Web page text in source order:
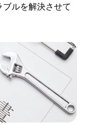
ルを解決させて